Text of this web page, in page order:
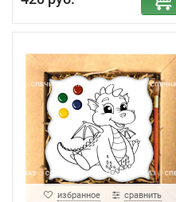
избранное сравнить